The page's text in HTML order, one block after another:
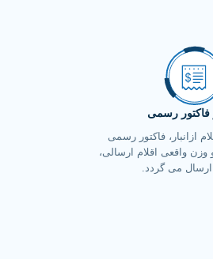
رسمی
ازانبار، فاکتور رسمی
وزن واقعی اقلام ارسالی،
می گردد.